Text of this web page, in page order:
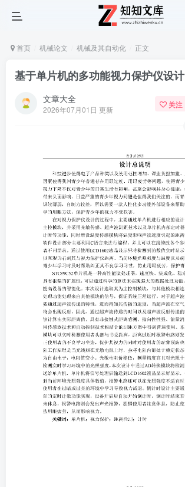
首页 机械论文 机械及其自动化 正文
基于单片机的多功能视力保护仪设计
文章大全
2026年07月01日 更新
关注